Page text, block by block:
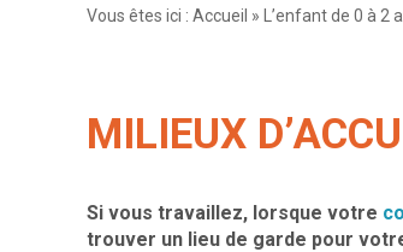
Vous êtes ici : Accueil » L’enfant de 0 à 2
MILIEUX
Si vous travaillez, lorsque votre
trouver un lieu de garde pour